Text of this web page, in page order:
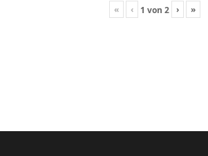
« ‹ 1 von 2 › »